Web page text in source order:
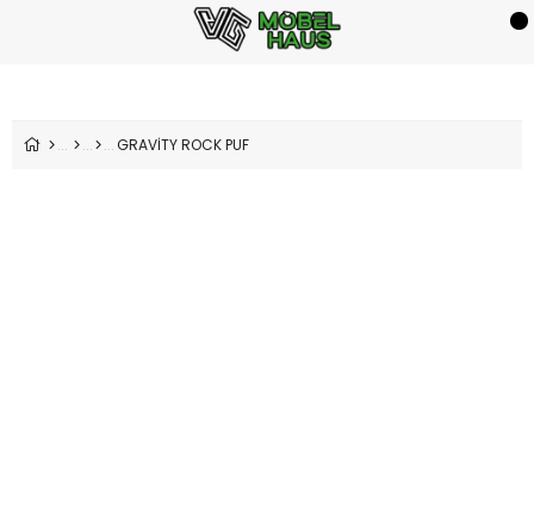
GRAVİTY ROCK PUF